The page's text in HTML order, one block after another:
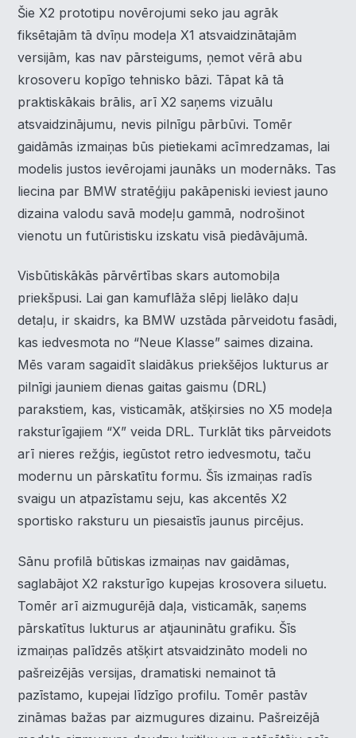
Šie X2 prototipu novērojumi seko jau agrāk
fiksētajām tā dvīņu modeļa X1 atsvaidzinātajām
versijām, kas nav pārsteigums, ņemot vērā abu
krosoveru kopīgo tehnisko bāzi. Tāpat kā tā
praktiskākais brālis, arī X2 saņems vizuālu
atsvaidzinājumu, nevis pilnīgu pārbūvi. Tomēr
gaidāmās izmaiņas būs pietiekami acīmredzamas, lai
modelis justos ievērojami jaunāks un modernāks. Tas
liecina par BMW stratēģiju pakāpeniski ieviest jauno
dizaina valodu savā modeļu gammā, nodrošinot
vienotu un futūristisku izskatu visā piedāvājumā.
Visbūtiskākās pārvērtības skars automobiļa
priekšpusi. Lai gan kamuflāža slēpj lielāko daļu
detaļu, ir skaidrs, ka BMW uzstāda pārveidotu fasādi,
kas iedvesmota no “Neue Klasse” saimes dizaina.
Mēs varam sagaidīt slaidākus priekšējos lukturus ar
pilnīgi jauniem dienas gaitas gaismu (DRL)
parakstiem, kas, visticamāk, atšķirsies no X5 modeļa
raksturīgajiem “X” veida DRL. Turklāt tiks pārveidots
arī nieres režģis, iegūstot retro iedvesmotu, taču
modernu un pārskatītu formu. Šīs izmaiņas radīs
svaigu un atpazīstamu seju, kas akcentēs X2
sportisko raksturu un piesaistīs jaunus pircējus.
Sānu profilā būtiskas izmaiņas nav gaidāmas,
saglabājot X2 raksturīgo kupejas krosovera siluetu.
Tomēr arī aizmugurējā daļa, visticamāk, saņems
pārskatītus lukturus ar atjauninātu grafiku. Šīs
izmaiņas palīdzēs atšķirt atsvaidzināto modeli no
pašreizējās versijas, dramatiski nemainot tā
pazīstamo, kupejai līdzīgo profilu. Tomēr pastāv
zināmas bažas par aizmugures dizainu. Pašreizējā